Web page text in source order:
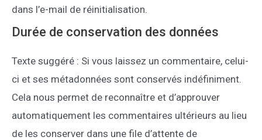
dans l’e-mail de réinitialisation.
Durée de conservation des données
Texte suggéré : Si vous laissez un commentaire, celui-
ci et ses métadonnées sont conservés indéfiniment.
Cela nous permet de reconnaître et d’approuver
automatiquement les commentaires ultérieurs au lieu
de les conserver dans une file d’attente de